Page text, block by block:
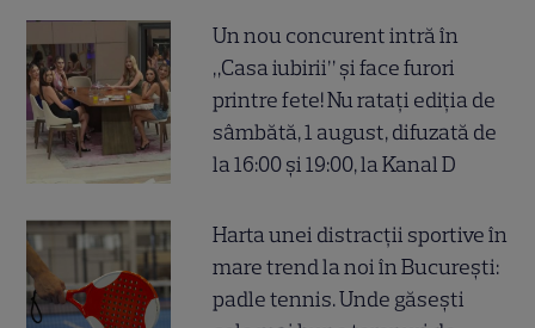
Un nou concurent intră în
„Casa iubirii” și face furori
printre fete! Nu ratați ediția de
sâmbătă, 1 august, difuzată de
la 16:00 și 19:00, la Kanal D
Harta unei distracții sportive în
mare trend la noi în București:
padle tennis. Unde găsești